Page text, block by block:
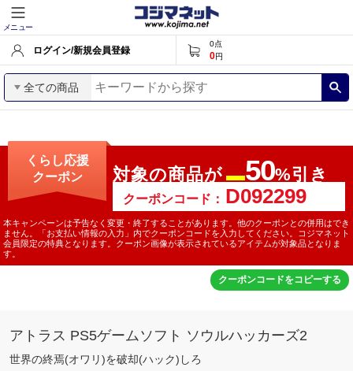
メニュー
ログイン/新規会員登録
0点
0円
全ての商品
くらし応援
クーポン
対象の商品が 50%引き
クーポンコード：
本キャンペーンは予告なく変更・終了することがあります。他のクーポンとの併用はでき
ません。「お支払い情報の入力」内でクーポンコードを入力してください。コジマネット
会員限定の特典となります。クーポン画像が表示されているアイテムが対象品となりま
す。
クーポンコードをコピーする
アトラス PS5ゲームソフト ソウルハッカーズ2
世界の終焉(オワリ)を破却(ハック)しろ